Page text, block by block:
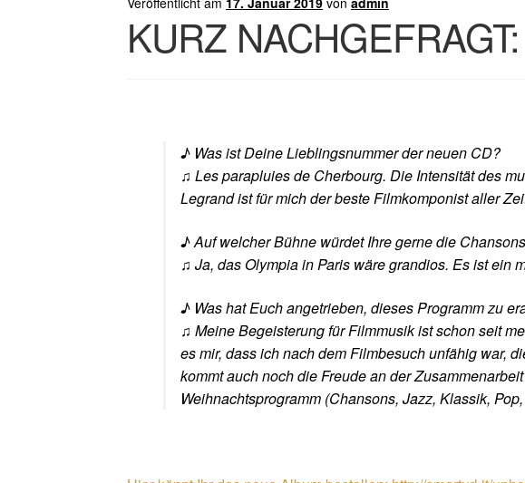
KURZ
♪ Was ist Deine Lieblingsnummer der neuen CD?
♫ Les parapluies de Cherbourg. Die Intensität des
Legrand ist für mich der beste Filmkomponist aller
♪ Auf welcher Bühne würdet Ihre gerne die
♫ Ja, das Olympia in Paris wäre grandios. Es ist ein
♪ Was hat Euch angetrieben, dieses Programm zu
♫ Meine Begeisterung für Filmmusik ist schon seit
es mir, dass ich nach dem Filmbesuch unfähig war,
kommt auch noch die Freude an der
Weihnachtsprogramm (Chansons, Jazz, Klassik,